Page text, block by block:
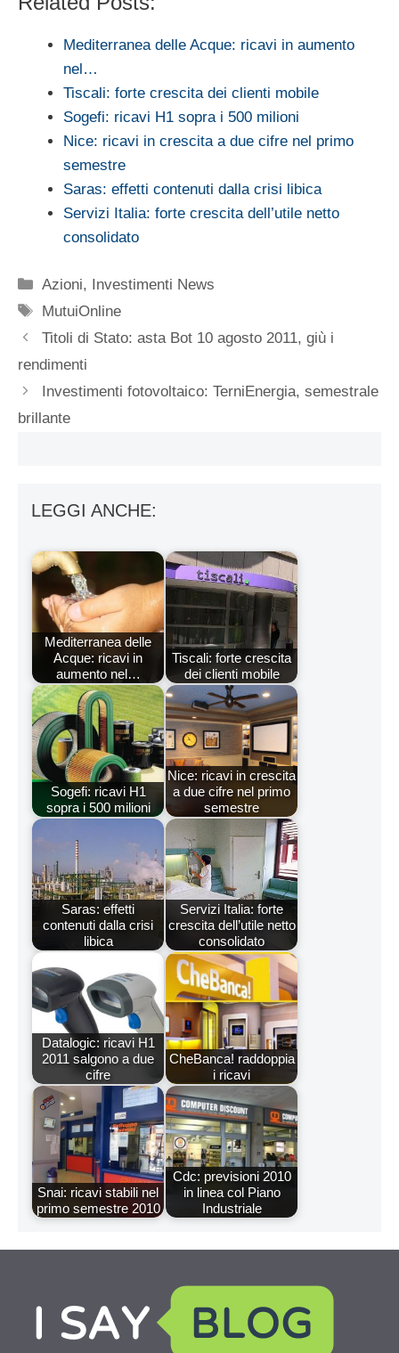
Mediterranea delle Acque: ricavi in aumento
nel…
Tiscali: forte crescita dei clienti mobile
Sogefi: ricavi H1 sopra i 500 milioni
Nice: ricavi in crescita a due cifre nel primo
semestre
Saras: effetti contenuti dalla crisi libica
Servizi Italia: forte crescita dell’utile netto
consolidato
Categorie
Azioni,
Investimenti News
Tag
MutuiOnline
Titoli di Stato: asta Bot 10 agosto 2011, giù i
rendimenti
Investimenti fotovoltaico: TerniEnergia, semestrale
brillante
LEGGI ANCHE:
Mediterranea delle
Acque: ricavi in
aumento nel…
Tiscali: forte crescita
dei clienti mobile
Sogefi: ricavi H1
sopra i 500 milioni
Nice: ricavi in crescita
a due cifre nel primo
semestre
Saras: effetti
contenuti dalla crisi
libica
Servizi Italia: forte
crescita dell’utile netto
consolidato
Datalogic: ricavi H1
2011 salgono a due
cifre
CheBanca! raddoppia
i ricavi
Snai: ricavi stabili nel
primo semestre 2010
Cdc: previsioni 2010
in linea col Piano
Industriale